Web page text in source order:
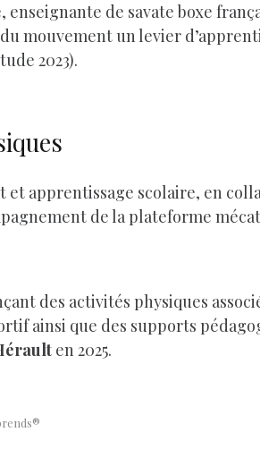
enseignante de savate boxe
mouvement un levier
2023).
apprentissage scolaire, en
de la plateforme
des activités physiques
ainsi que des supports
en 2025.